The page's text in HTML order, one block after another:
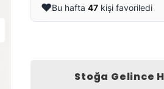
❤️Bu hafta 47 kişi favoriledi
Stoğa Gelince